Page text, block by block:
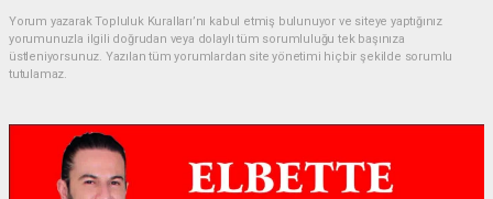
Yorum yazarak Topluluk Kuralları’nı kabul etmiş bulunuyor ve siteye yaptığınız
yorumunuzla ilgili doğrudan veya dolaylı tüm sorumluluğu tek başınıza
üstleniyorsunuz. Yazılan tüm yorumlardan site yönetimi hiçbir şekilde sorumlu
tutulamaz.